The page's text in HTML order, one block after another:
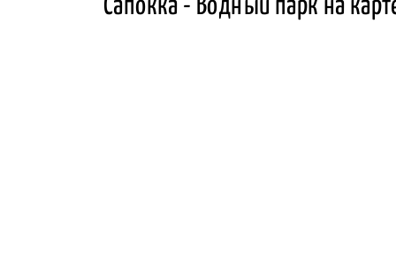
Сапокка - Водный парк на